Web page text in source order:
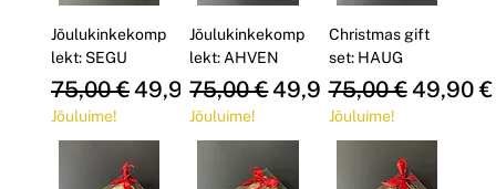
Jõulukinkekomp
lekt: SEGU
Regular Price
75,00 €Sale Price
49,90 €
Jõuluime!
Jõulukinkekomp
lekt: AHVEN
Regular Price
75,00 €Sale Price
49,90 €
Jõuluime!
Christmas gift
set: HAUG
Regular Price
75,00 €Sale
49,90 €
Jõuluime!